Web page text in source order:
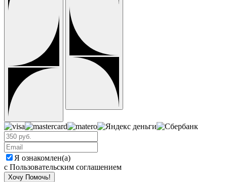
Я ознакомлен(а)
с Пользовательским соглашением
Хочу Помочь!